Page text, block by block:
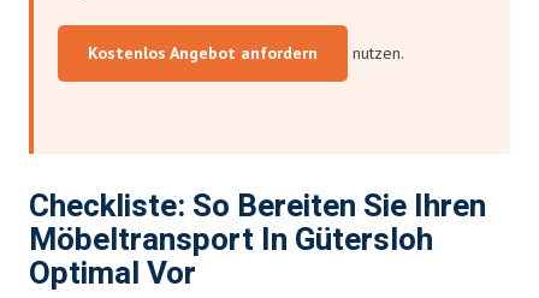
Kostenlos Angebot anfordern nutzen.
Checkliste: So Bereiten Sie Ihren
Möbeltransport In Gütersloh
Optimal Vor